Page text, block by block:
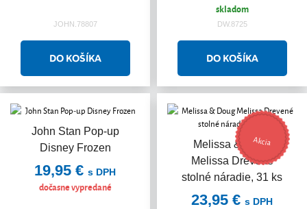
JOHN.78807
skladom
DW.8725
John Stan Pop-up
Disney Frozen
19,95 € s DPH
dočasne vypredané
Melissa & Doug
Melissa Drevené
stolné náradie, 31 ks
Akcia
23,95 € s DPH